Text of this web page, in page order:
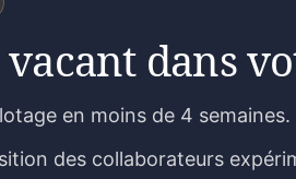
dans
en moins de 4 semaines.
des collaborateurs